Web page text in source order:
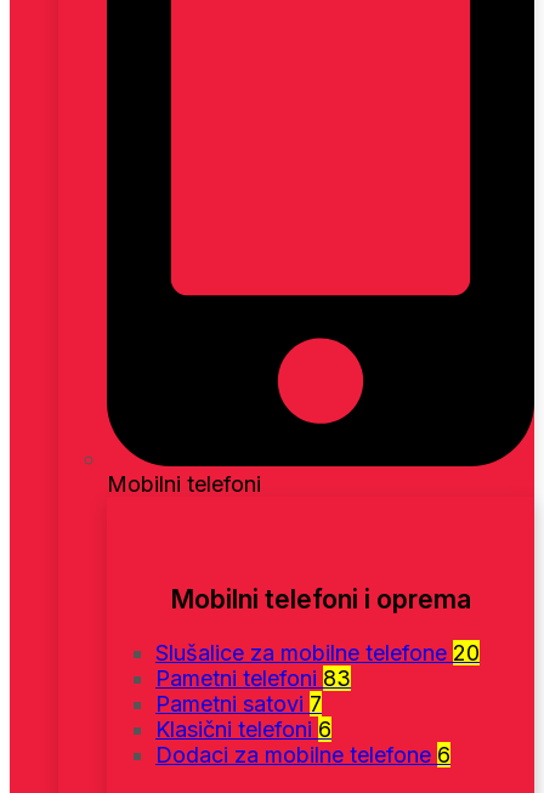
Mobilni telefoni
Mobilni telefoni i oprema
Slušalice za mobilne telefone 20
Pametni telefoni 83
Pametni satovi 7
Klasični telefoni 6
Dodaci za mobilne telefone 6